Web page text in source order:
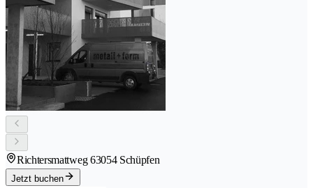
Richtersmattweg 63054 Schüpfen
Jetzt buchen